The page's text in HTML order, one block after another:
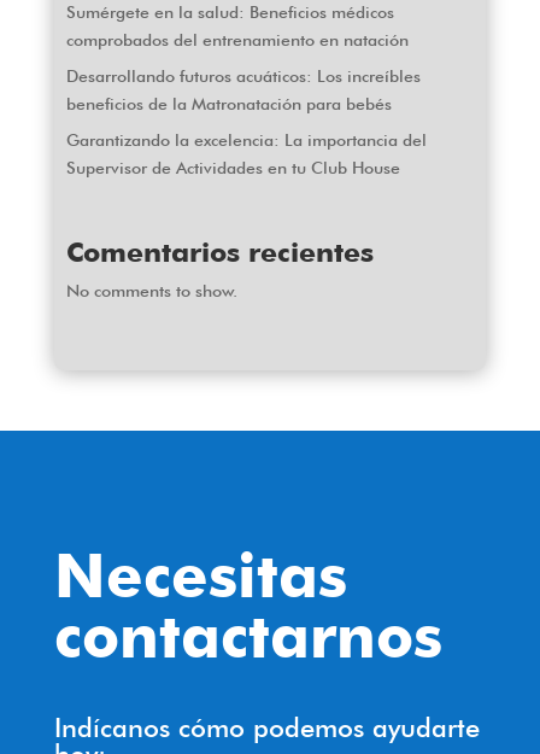
Sumérgete en la salud: Beneficios médicos
comprobados del entrenamiento en natación
Desarrollando futuros acuáticos: Los increíbles
beneficios de la Matronatación para bebés
Garantizando la excelencia: La importancia del
Supervisor de Actividades en tu Club House
Comentarios recientes
No comments to show.
Necesitas
contactarnos
Indícanos cómo podemos ayudarte